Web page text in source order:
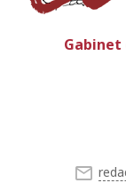
Gabinet